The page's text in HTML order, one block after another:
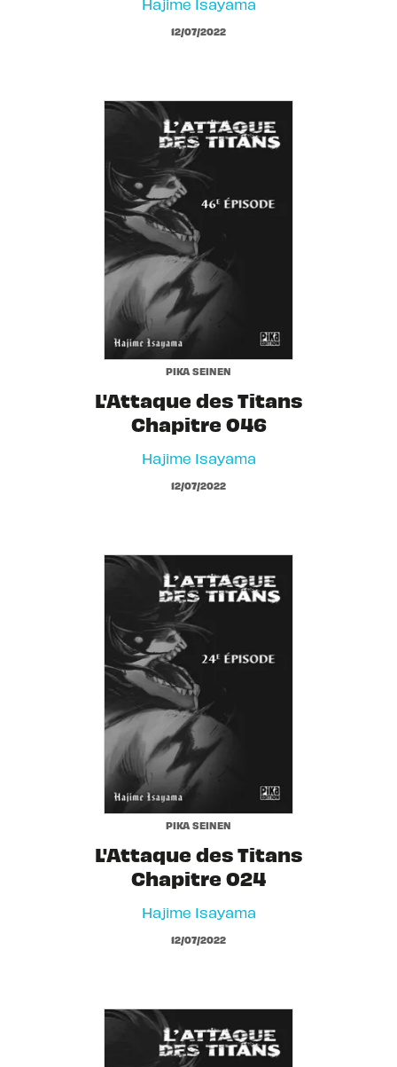
Hajime Isayama
12/07/2022
PIKA SEINEN
L'Attaque des Titans
Chapitre 046
Hajime Isayama
12/07/2022
PIKA SEINEN
L'Attaque des Titans
Chapitre 024
Hajime Isayama
12/07/2022